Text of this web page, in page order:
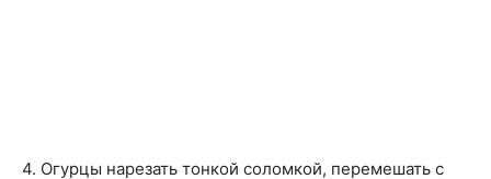
4. Огурцы нарезать тонкой соломкой, перемешать с